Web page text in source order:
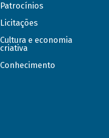
Patrocínios
Licitações
Cultura e economia
criativa
Conhecimento